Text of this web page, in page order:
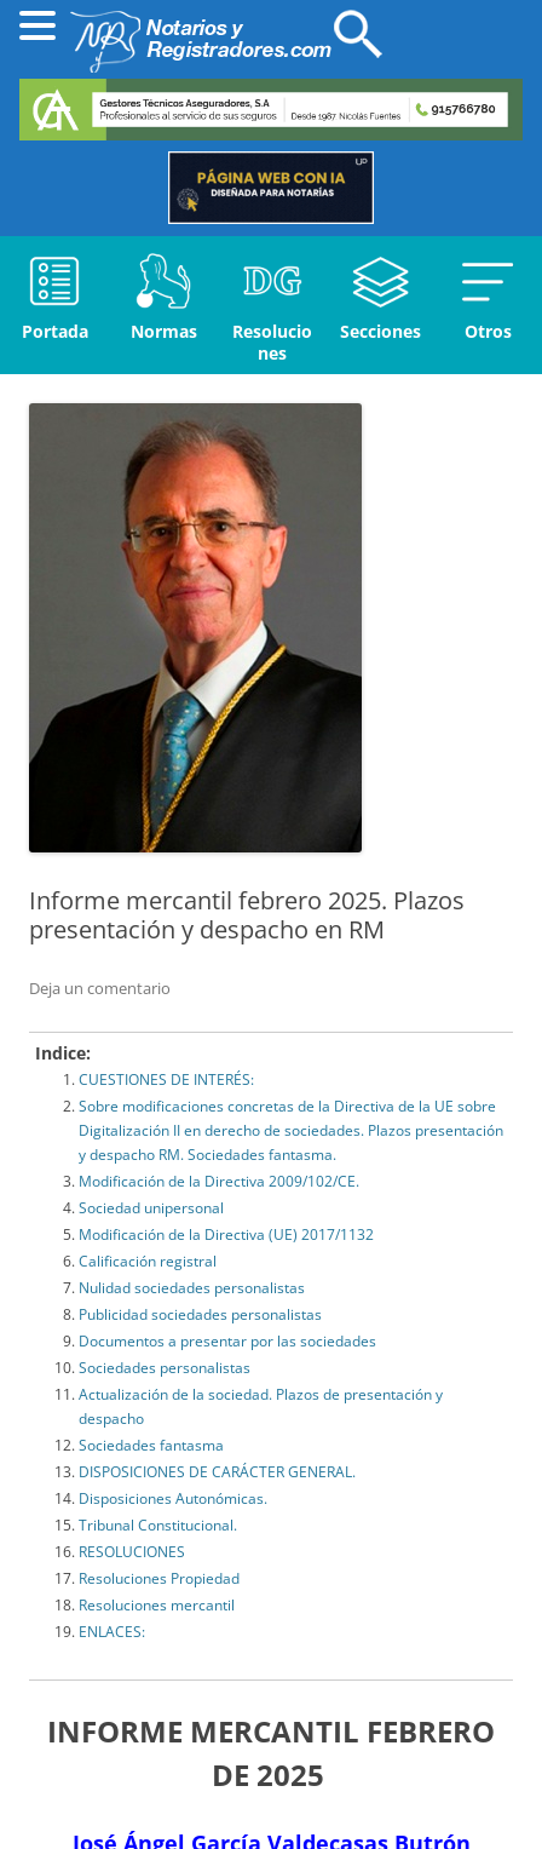
Portada Normas
Resolucio
nes
Secciones Otros
Informe mercantil febrero 2025. Plazos
presentación y despacho en RM
Deja un comentario
Indice:
CUESTIONES DE INTERÉS:
Sobre modificaciones concretas de la Directiva de la UE sobre
Digitalización II en derecho de sociedades. Plazos presentación
y despacho RM. Sociedades fantasma.
Modificación de la Directiva 2009/102/CE.
Sociedad unipersonal
Modificación de la Directiva (UE) 2017/1132
Calificación registral
Nulidad sociedades personalistas
Publicidad sociedades personalistas
Documentos a presentar por las sociedades
Sociedades personalistas
Actualización de la sociedad. Plazos de presentación y
despacho
Sociedades fantasma
DISPOSICIONES DE CARÁCTER GENERAL.
Disposiciones Autonómicas.
Tribunal Constitucional.
RESOLUCIONES
Resoluciones Propiedad
Resoluciones mercantil
ENLACES:
INFORME MERCANTIL FEBRERO
DE 2025